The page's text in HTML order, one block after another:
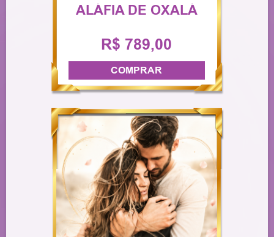
ALÁFIA DE OXALÁ
R$ 789,00
COMPRAR